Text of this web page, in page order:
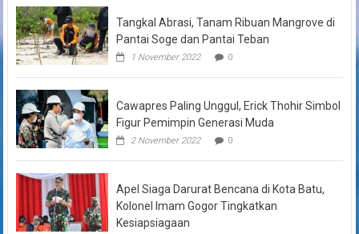
Tangkal Abrasi, Tanam Ribuan Mangrove di
Pantai Soge dan Pantai Teban
1 November 2022 0
Cawapres Paling Unggul, Erick Thohir Simbol
Figur Pemimpin Generasi Muda
2 November 2022 0
Apel Siaga Darurat Bencana di Kota Batu,
Kolonel Imam Gogor Tingkatkan
Kesiapsiagaan